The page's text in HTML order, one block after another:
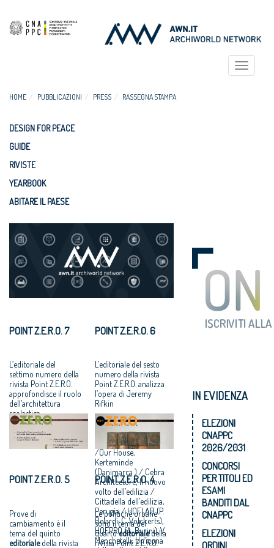
Toggle
HOME PUBBLICAZIONI PRESS RASSEGNA STAMPA
DESIGN FOR PEACE
GUIDE
RIVISTE
YEARBOOK
ABITARE IL PAESE
POINT Z.E.R.O. 7
L’editoriale del
settimo numero della
rivista Point Z.E.R.O.
approfondisce il ruolo
dell’architettura
scolastica
POINT Z.E.R.O. 6
L’editoriale del sesto
numero della rivista
Point Z.E.R.O. analizza
l’opera di Jeremy
Rifkin
Quattro i progetti
presentati:
Architettura sociale
/Our House,
Kerteminde
(Danimarca ) / Cebra
Architecture; Il nuovo
volto dell’edilizia /
Cittadella dell’edilizia,
Perugia / HOFLAB (P.
Belardi, C. Volckerts),
HOFPRO (A. Burini), V.
Menchetelli; Un’icona
POINT Z.E.R.O. 5
Prove di
cambiamento è il
tema del quinto
editorialedella rivista
POINT Z.E.R.O. 4
Le politiche urbane
sono il tema del
quartoeditorialedella
rivista Point Z.E.R.O.
IN EVIDENZA
ELEZIONI
CNAPPC
2026/2031
CONCORSI
PER TITOLI ED
ESAMI
BANDITI DAL
CNAPPC
ELEZIONI
ORDINI